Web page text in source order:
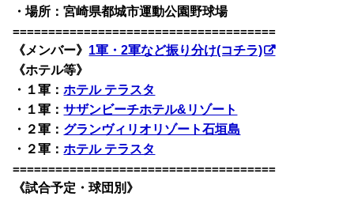
・場所：宮崎県都城市運動公園野球場
=====================================
《メンバー》 1軍・2軍など振り分け(コチラ)
《ホテル等》
・１軍：ホテル テラスタ
・１軍：サザンビーチホテル&リゾート
・２軍： グランヴィリオリゾート石垣島
・２軍：ホテル テラスタ
=====================================
《試合予定・球団別》